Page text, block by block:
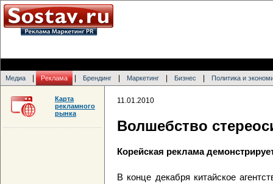
Медиа Реклама Брендинг Маркетинг Бизнес Политика и
11.01.2010
Волшебство
Корейская реклама
В конце декабря китайское
Карта
рекламного
рынка